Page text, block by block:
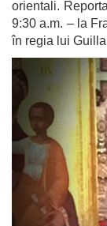
orientali.
9:30 a.m. – la
în regia lui